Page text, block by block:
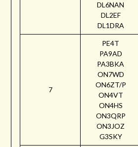
DL6NAN
DL2EF
DL1DRA
7
PE4T
PA9AD
PA3BKA
ON7WD
ON6ZT/P
ON4VT
ON4HS
ON3QRP
ON3JOZ
G3SKY